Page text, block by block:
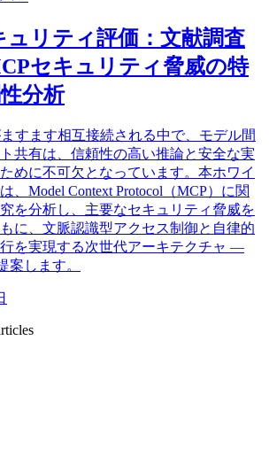
ュリティ評価：文献調査
セキュリティ脅威の特
分析
すます相互接続される中で、モデル間
共有は、信頼性の高い推論と安全な実
めに不可欠となっています。本ホワイ
、Model Context Protocol（MCP）に関
を分析し、主要なセキュリティ脅威を
に、文脈認識型アクセス制御と自律的
を実現する次世代アーキテクチャ —
案します。